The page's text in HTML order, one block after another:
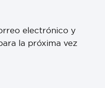
electrónico y
la próxima vez